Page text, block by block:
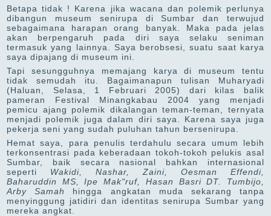
Betapa tidak ! Karena jika wacana dan polemik perlunya
dibangun museum senirupa di Sumbar dan terwujud
sebagaimana harapan orang banyak. Maka pada jelas
akan berpengaruh pada diri saya selaku seniman
termasuk yang lainnya. Saya berobsesi, suatu saat karya
saya dipajang di museum ini.
Tapi sesungguhnya memajang karya di museum tentu
tidak semudah itu. Bagaimanapun tulisan Muharyadi
(Haluan, Selasa, 1 Februari 2005) dari kilas balik
pameran Festival Minangkabau 2004 yang menjadi
pemicu ajang polemik dikalangan teman-teman, ternyata
menjadi polemik juga dalam diri saya. Karena saya juga
pekerja seni yang sudah puluhan tahun bersenirupa.
Hemat saya, para penulis terdahulu secara umum lebih
terkonsentrasi pada keberadaan tokoh-tokoh pelukis asal
Sumbar, baik secara nasional bahkan internasional
seperti Wakidi, Nashar, Zaini, Oesman Effendi,
Baharuddin MS, Ipe Mak"ruf, Hasan Basri DT. Tumbijo,
Arby Samah hingga angkatan muda sekarang tanpa
menyinggung jatidiri dan identitas senirupa Sumbar yang
mereka angkat.